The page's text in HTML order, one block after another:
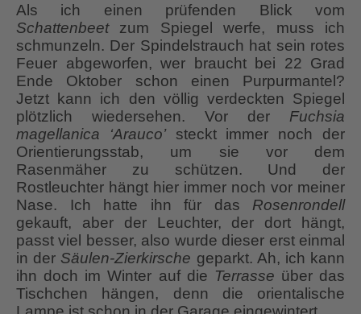
Als ich einen prüfenden Blick vom
Schattenbeetzum Spiegel werfe, muss ich
schmunzeln. Der Spindelstrauch hat sein rotes
Feuer abgeworfen, wer braucht bei 22 Grad
Ende Oktober schon einen Purpurmantel?
Jetzt kann ich den völlig verdeckten Spiegel
plötzlich wiedersehen. Vor der Fuchsia
magellanica ‘Arauco’steckt immer noch der
Orientierungsstab, um sie vor dem
Rasenmäher zu schützen. Und der
Rostleuchter hängt hier immer noch vor meiner
Nase. Ich hatte ihn für das Rosenrondell
gekauft, aber der Leuchter, der dort hängt,
passt viel besser, also wurde dieser erst einmal
in der Säulen-Zierkirsche geparkt. Ah, ich kann
ihn doch im Winter auf die Terrasse über das
Tischchen hängen, denn die orientalische